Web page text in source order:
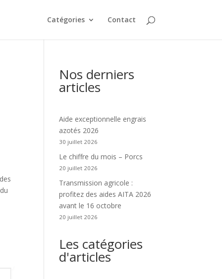
Catégories Contact
Nos derniers
articles
Aide exceptionnelle engrais
azotés 2026
30 juillet 2026
Le chiffre du mois – Porcs
20 juillet 2026
Transmission agricole :
profitez des aides AITA 2026
avant le 16 octobre
20 juillet 2026
Les catégories
d'articles